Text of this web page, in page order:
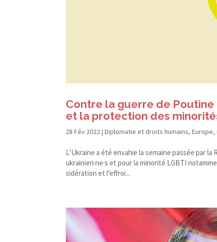
Contre la guerre de
et la protection des
28 Fév 2022|Diplomatie et droits humains,Europe,
L’Ukraine a été envahie la semaine passée par
ukrainien·ne·s et pour la minorité LGBTI
sidération et l’effroi...